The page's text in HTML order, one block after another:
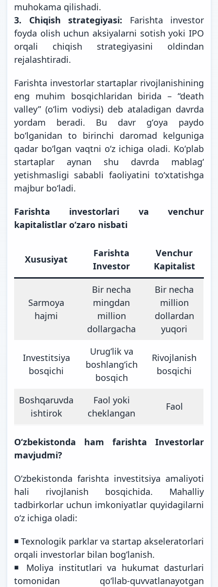
muhokama qilishadi.
3. Chiqish strategiyasi: Farishta investor
foyda olish uchun aksiyalarni sotish yoki IPO
orqali chiqish strategiyasini oldindan
rejalashtiradi.
Farishta investorlar startaplar rivojlanishining
eng muhim bosqichlaridan birida – “death
valley” (oʻlim vodiysi) deb ataladigan davrda
yordam beradi. Bu davr gʻoya paydo
boʻlganidan to birinchi daromad kelguniga
qadar boʻlgan vaqtni oʻz ichiga oladi. Koʻplab
startaplar aynan shu davrda mablagʻ
yetishmasligi sababli faoliyatini toʻxtatishga
majbur boʻladi.
Farishta investorlari va venchur
kapitalistlar oʻzaro nisbati
Xususiyat
Farishta
Investor
Venchur
Kapitalist
Sarmoya
hajmi
Bir necha
mingdan
million
dollargacha
Bir necha
million
dollardan
yuqori
Investitsiya
bosqichi
Urugʻlik va
boshlangʻich
bosqich
Rivojlanish
bosqichi
Boshqaruvda
ishtirok
Faol yoki
cheklangan
Faol
Oʻzbekistonda ham farishta Investorlar
mavjudmi?
Oʻzbekistonda farishta investitsiya amaliyoti
hali rivojlanish bosqichida. Mahalliy
tadbirkorlar uchun imkoniyatlar quyidagilarni
oʻz ichiga oladi:
◾️ Texnologik parklar va startap akseleratorlari
orqali investorlar bilan bogʻlanish.
◾️ Moliya institutlari va hukumat dasturlari
tomonidan qoʻllab-quvvatlanayotgan